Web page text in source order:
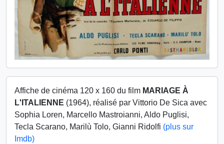
Affiche de cinéma 120 x 160 du film MARIAGE À
L'ITALIENNE (1964), réalisé par Vittorio De Sica avec
Sophia Loren, Marcello Mastroianni, Aldo Puglisi,
Tecla Scarano, Marilù Tolo, Gianni Ridolfi (plus sur
Imdb)